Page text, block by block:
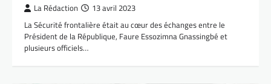
La Rédaction 13 avril 2023
La Sécurité frontalière était au cœur des échanges entre le
Président de la République, Faure Essozimna Gnassingbé et
plusieurs officiels…